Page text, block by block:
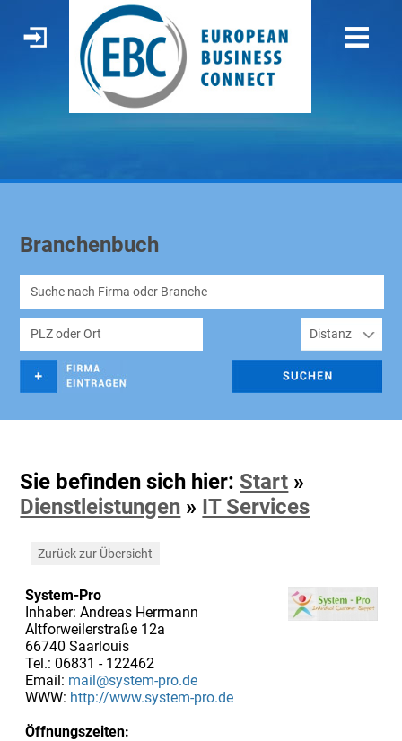
Branchenbuch
Sie befinden sich hier: Start »
Dienstleistungen » IT Services
Zurück zur Übersicht
System-Pro
Inhaber: Andreas Herrmann
Altforweilerstraße 12a
66740 Saarlouis
Tel.: 06831 - 122462
Email: mail@system-pro.de
WWW: http://www.system-pro.de
Öffnungszeiten: